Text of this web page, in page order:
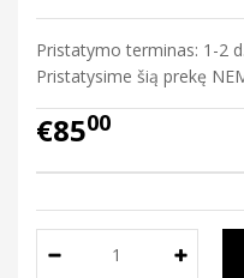
Pristatymo terminas: 1-2
Pristatysime šią prekę
€8500